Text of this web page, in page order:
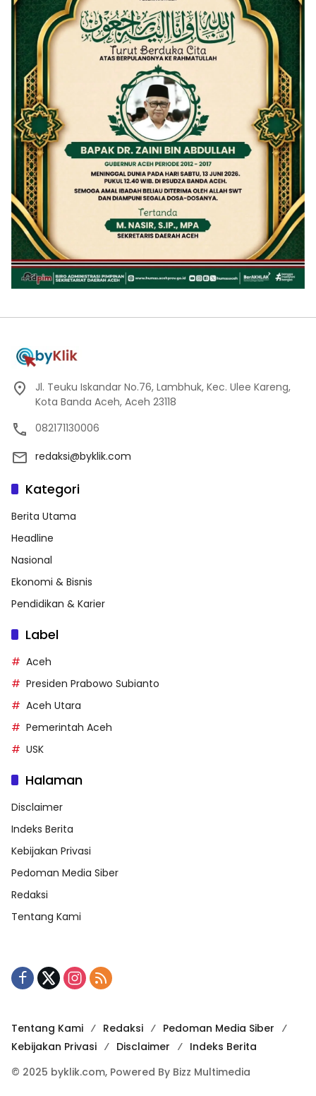
Jl. Teuku Iskandar No.76, Lambhuk, Kec. Ulee Kareng,
Kota Banda Aceh, Aceh 23118
082171130006
redaksi@byklik.com
Kategori
Berita Utama
Headline
Nasional
Ekonomi & Bisnis
Pendidikan & Karier
Label
Aceh
Presiden Prabowo Subianto
Aceh Utara
Pemerintah Aceh
USK
Halaman
Disclaimer
Indeks Berita
Kebijakan Privasi
Pedoman Media Siber
Redaksi
Tentang Kami
Tentang Kami Redaksi
Pedoman Media Siber
Kebijakan Privasi
Disclaimer
Indeks Berita
© 2025 byklik.com, Powered By Bizz Multimedia